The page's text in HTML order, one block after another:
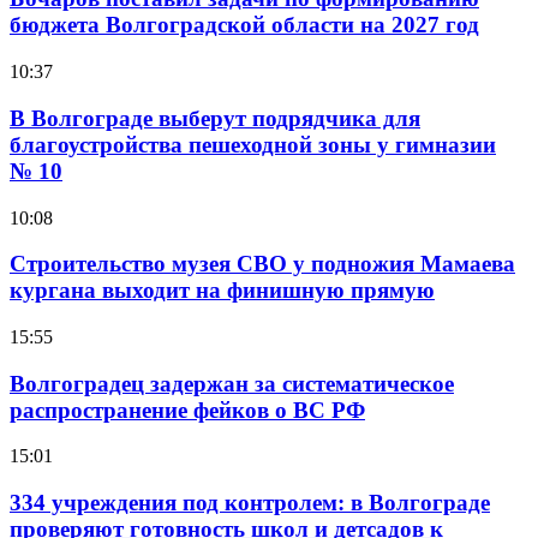
бюджета Волгоградской области на 2027 год
10:37
В Волгограде выберут подрядчика для
благоустройства пешеходной зоны у гимназии
№ 10
10:08
Строительство музея СВО у подножия Мамаева
кургана выходит на финишную прямую
15:55
Волгоградец задержан за систематическое
распространение фейков о ВС РФ
15:01
334 учреждения под контролем: в Волгограде
проверяют готовность школ и детсадов к